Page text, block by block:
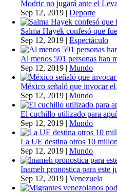
Modric no jugará ante el
Sep 12, 2019 | Deporte
Salma Hayek confesó que
Sep 12, 2019 | Espectáculo
Al menos 591 personas han
Sep 12, 2019 | Mundo
México señaló que invocar
Sep 12, 2019 | Mundo
El cuchillo utilizado para
Sep 12, 2019 | Mundo
La UE destina otros 10
Sep 12, 2019 | Mundo
Inameh pronostica para este
Sep 12, 2019 | Venezuela